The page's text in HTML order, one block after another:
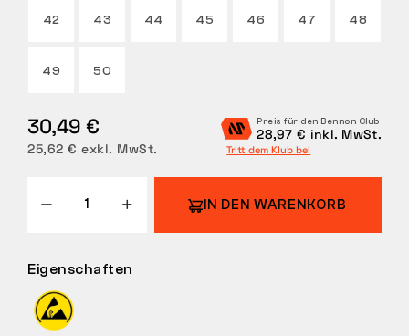
RÜCKGABE
42 43 44 45 46 47 48
49 50
30,49 €
25,62 € exkl. MwSt.
Preis für den Bennon Club
28,97 € inkl. MwSt.
Tritt dem Klub bei
IN DEN WARENKORB
Eigenschaften